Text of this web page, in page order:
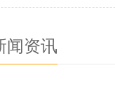
闻资讯